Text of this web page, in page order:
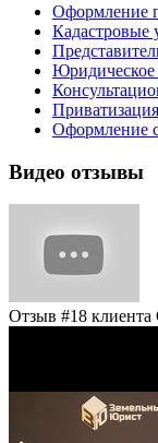
Оформление
Кадастровые
Юридическое
Приватизация
Оформление
Видео отзывы
Отзыв #18